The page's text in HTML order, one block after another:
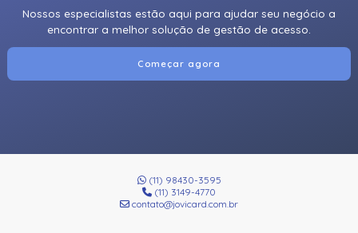
Nossos especialistas estão aqui para ajudar seu negócio a
encontrar a melhor solução de gestão de acesso.
Começar agora
(11) 98430-3595
(11) 3149-4770
contato@jovicard.com.br